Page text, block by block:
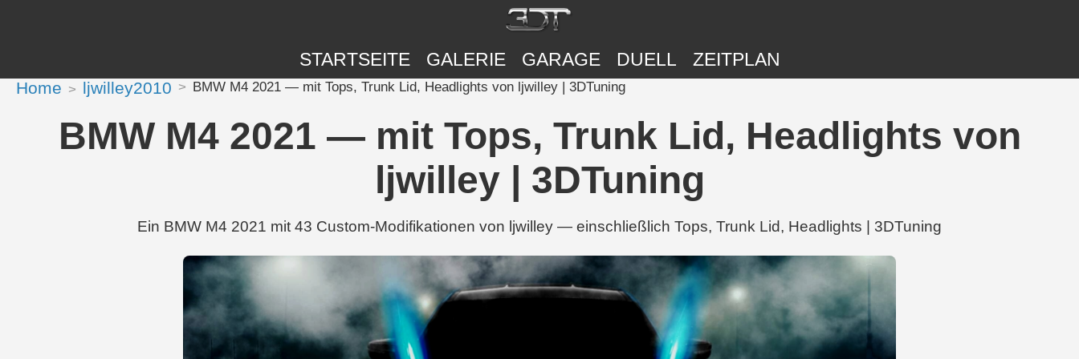
STARTSEITE GALERIE GARAGE DUELL ZEITPLAN
Home ljwilley2010 BMW M4 2021 — mit Tops, Trunk Lid, Headlights von ljwilley | 3DTuning
BMW M4 2021 — mit Tops, Trunk Lid, Headlights von
ljwilley | 3DTuning
Ein BMW M4 2021 mit 43 Custom-Modifikationen von ljwilley — einschließlich Tops, Trunk Lid, Headlights | 3DTuning